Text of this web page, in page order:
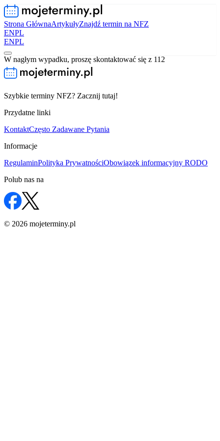
Strona GłównaArtykułyZnajdź termin na NFZ
ENPL
ENPL
W nagłym wypadku, proszę skontaktować się z 112
Szybkie terminy NFZ? Zacznij tutaj!
Przydatne linki
KontaktCzęsto Zadawane Pytania
Informacje
RegulaminPolityka PrywatnościObowiązek informacyjny RODO
Polub nas na
© 2026 mojeterminy.pl